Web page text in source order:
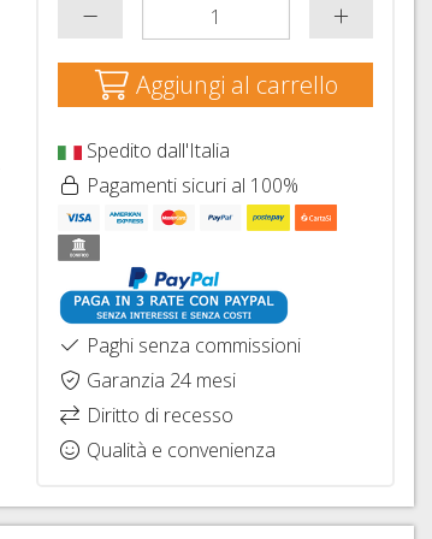
Aggiungi al carrello
Spedito dall'Italia
Pagamenti sicuri al 100%
Paghi senza commissioni
Garanzia 24 mesi
Diritto di recesso
Qualità e convenienza